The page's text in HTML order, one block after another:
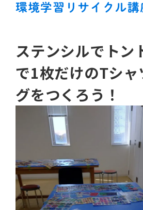
環境学習リサイク
ステンシルでトン
で1枚だけのTシャ
グをつくろう！